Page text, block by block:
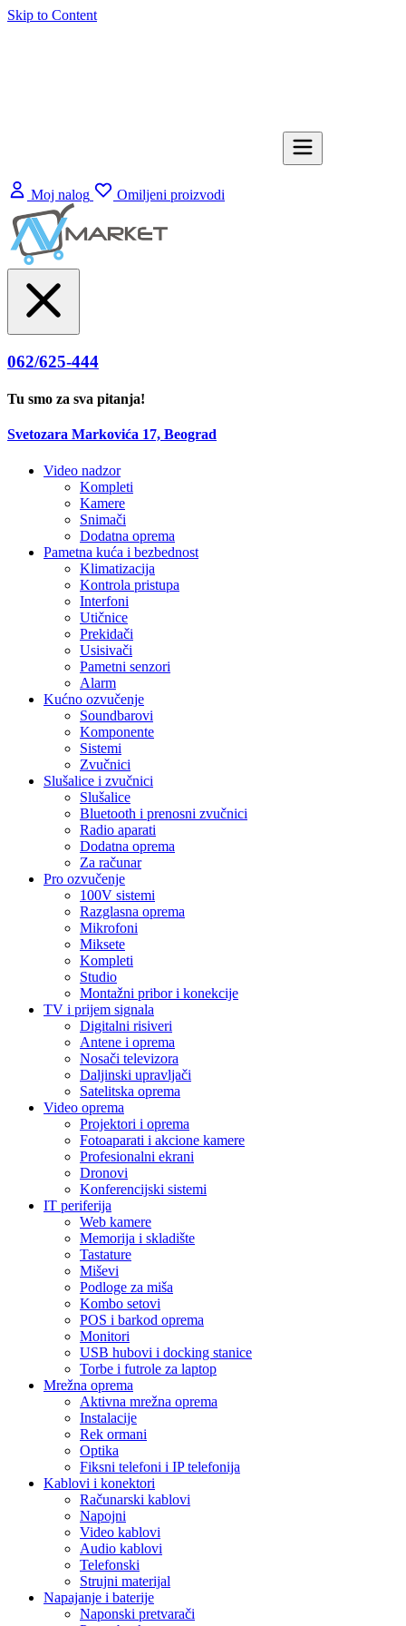
Skip to Content
Moj nalog Omiljeni proizvodi
062/625-444
Tu smo za sva pitanja!
Svetozara Markovića 17, Beograd
Video nadzor
Kompleti
Kamere
Snimači
Dodatna oprema
Pametna kuća i bezbednost
Klimatizacija
Kontrola pristupa
Interfoni
Utičnice
Prekidači
Usisivači
Pametni senzori
Alarm
Kućno ozvučenje
Soundbarovi
Komponente
Sistemi
Zvučnici
Slušalice i zvučnici
Slušalice
Bluetooth i prenosni zvučnici
Radio aparati
Dodatna oprema
Za računar
Pro ozvučenje
100V sistemi
Razglasna oprema
Mikrofoni
Miksete
Kompleti
Studio
Montažni pribor i konekcije
TV i prijem signala
Digitalni risiveri
Antene i oprema
Nosači televizora
Daljinski upravljači
Satelitska oprema
Video oprema
Projektori i oprema
Fotoaparati i akcione kamere
Profesionalni ekrani
Dronovi
Konferencijski sistemi
IT periferija
Web kamere
Memorija i skladište
Tastature
Miševi
Podloge za miša
Kombo setovi
POS i barkod oprema
Monitori
USB hubovi i docking stanice
Torbe i futrole za laptop
Mrežna oprema
Aktivna mrežna oprema
Instalacije
Rek ormani
Optika
Fiksni telefoni i IP telefonija
Kablovi i konektori
Računarski kablovi
Napojni
Video kablovi
Audio kablovi
Telefonski
Strujni materijal
Napajanje i baterije
Naponski pretvarači